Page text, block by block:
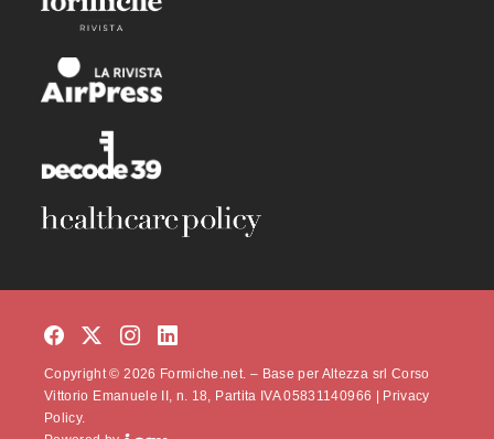
Copyright © 2026 Formiche.net. – Base per Altezza srl Corso
Vittorio Emanuele II, n. 18, Partita IVA 05831140966 |
Privacy
Policy.